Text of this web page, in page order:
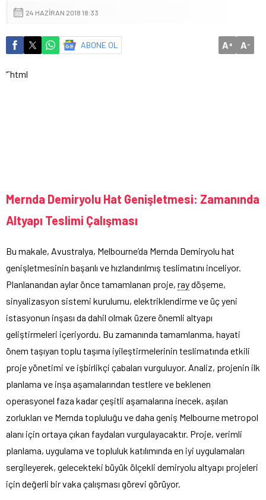
24 HAZIRAN 2018 18:33
ABONE OL A+ A-
“`html
Mernda Demiryolu Hat Genişletmesi: Zamanında
Altyapı Teslimi Çalışması
Bu makale, Avustralya, Melbourne’da Mernda Demiryolu hat
genişletmesinin başarılı ve hızlandırılmış teslimatını inceliyor.
Planlanandan aylar önce tamamlanan proje, raydöşeme,
sinyalizasyon sistemi kurulumu, elektriklendirme ve üç yeni
istasyonun inşası da dahil olmak üzere önemli altyapı
geliştirmeleri içeriyordu. Bu zamanında tamamlanma, hayati
önem taşıyan toplu taşıma iyileştirmelerinin teslimatında etkili
proje yönetimi ve işbirlikçi çabaları vurguluyor. Analiz, projenin ilk
planlama ve inşa aşamalarından testlere ve beklenen
operasyonel faza kadar çeşitli aşamalarına inecek, aşılan
zorlukları ve Mernda topluluğu ve daha geniş Melbourne metropol
alanı için ortaya çıkan faydaları vurgulayacaktır. Proje, verimli
planlama, uygulama ve topluluk katılımında en iyi uygulamaları
sergileyerek, gelecekteki büyük ölçekli demiryolu altyapı projeleri
için değerli bir vaka çalışması görevi görüyor.